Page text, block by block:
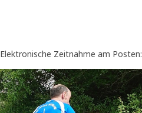
Elektronische Zeitnahme am Posten: